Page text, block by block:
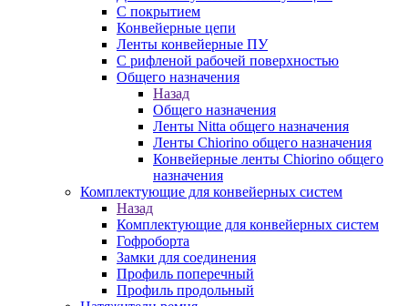
С покрытием
Конвейерные цепи
Ленты конвейерные ПУ
С рифленой рабочей поверхностью
Общего назначения
Назад
Общего назначения
Ленты Nitta общего назначения
Ленты Chiorino общего назначения
Конвейерные ленты Chiorino общего
назначения
Комплектующие для конвейерных систем
Назад
Комплектующие для конвейерных систем
Гофроборта
Замки для соединения
Профиль поперечный
Профиль продольный